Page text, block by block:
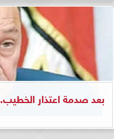
بعد صدمة اعتذار